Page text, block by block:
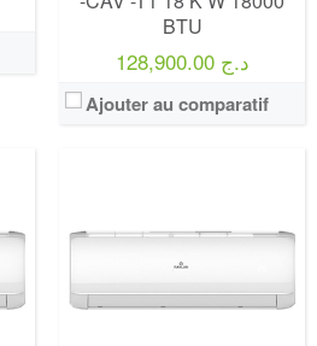
BTU
128,900.00 د.ج
Ajouter au comparatif